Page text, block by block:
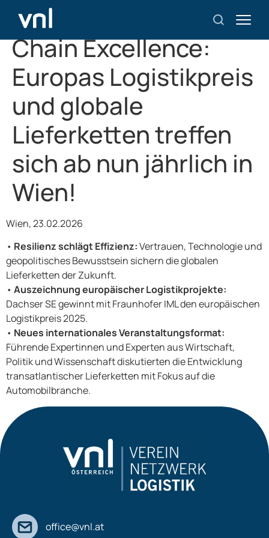
ELA Global Supply
Chain Excellence:
Europas Logistikpreis
und globale
Lieferketten treffen
sich ab nun jährlich in
Wien!
Wien, 23.02.2026
• Resilienz schlägt Effizienz:Vertrauen, Technologie und
geopolitisches Bewusstsein sichern die globalen
Lieferketten der Zukunft.
• Auszeichnung europäischer Logistikprojekte:
Dachser SE gewinnt mit Fraunhofer IML den europäischen
Logistikpreis 2025.
• Neues internationales Veranstaltungsformat:
Führende Expertinnen und Experten aus Wirtschaft,
Politik und Wissenschaft diskutierten die Entwicklung
transatlantischer Lieferketten mit Fokus auf die
Automobilbranche.
office@vnl.at